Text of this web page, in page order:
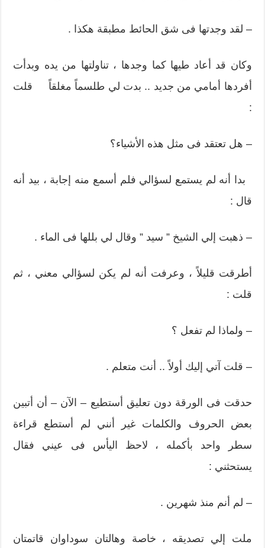
– لقد وجدتها فى شق الحائط مطبقة هكذا .
وكان قد أعاد طيها كما وجدها ، تناولتها من يده وبدأت
أفردها أمامي من جديد .. بدت لي طلسماً مغلقاً قلت
:
– هل تعتقد فى مثل هذه الأشياء؟
بدا أنه لم يستمع لسؤالي فلم أسمع منه إجابة ، بيد أنه
قال :
– ذهبت إلي الشيخ ” سيد ” وقال لي بللها فى الماء .
أطرقت قليلاً ، وعرفت أنه لم يكن لسؤالي معني ، ثم
قلت :
– ولماذا لم تفعل ؟
– قلت آتي إليك أولاً .. أنت متعلم .
حدقت فى الورقة دون تعليق أستطيع – الآن – أن أتبين
بعض الحروف والكلمات غير أنني لم أستطع قراءة
سطر واحد بأكمله ، لاحظ اليأس فى عيني فقال
يستحثني :
– لم أنم منذ شهرين .
ملت إلي تصديقه ، خاصة وهالتان سوداوان قاتمتان